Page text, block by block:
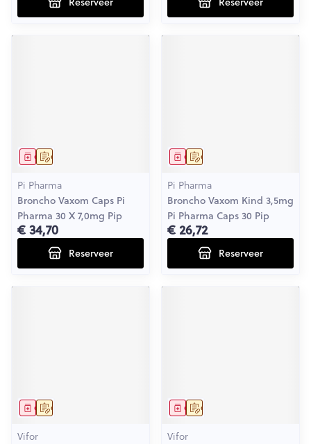
Op voorschrift
Geneesmiddel
Pi Pharma
Broncho Vaxom Caps Pi
Pharma 30 X 7,0mg Pip
€ 34,70
Reserveer
Op voorschrift
Geneesmiddel
Pi Pharma
Broncho Vaxom Kind 3,5mg
Pi Pharma Caps 30 Pip
€ 26,72
Reserveer
Op voorschrift
Geneesmiddel
Vifor
Op voorschrift
Geneesmiddel
Vifor